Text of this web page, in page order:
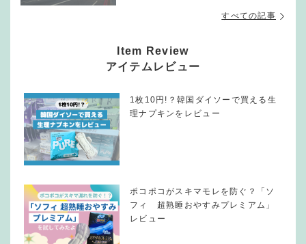
すべての記事
Item Review
アイテムレビュー
1枚10円!？韓国ダイソーで買える生
理ナプキンをレビュー
ポコポコがスキマモレを防ぐ？「ソ
フィ 超熟睡おやすみプレミアム」
レビュー